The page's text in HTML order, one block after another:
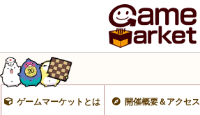
ゲームマーケットとは 開催概要＆アクセス